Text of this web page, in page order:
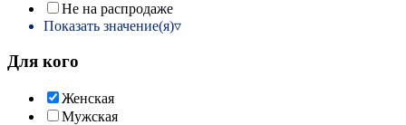
Не на распродаже
Показать значение(я)
Для кого
Женская
Мужская